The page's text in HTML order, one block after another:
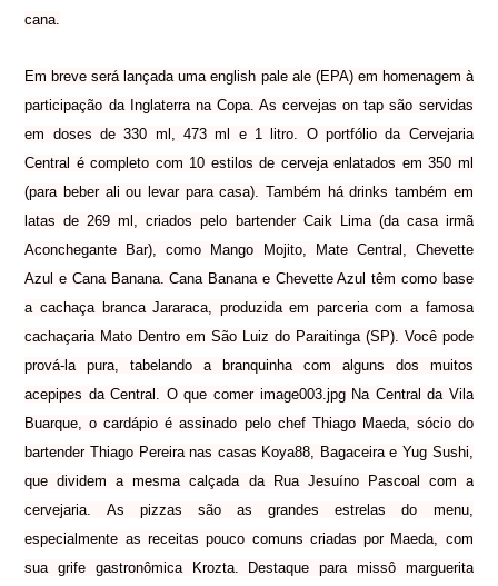
cana.
Em breve será lançada uma english pale ale (EPA) em homenagem à
participação da Inglaterra na Copa. As cervejas on tap são servidas
em doses de 330 ml, 473 ml e 1 litro. O portfólio da Cervejaria
Central é completo com 10 estilos de cerveja enlatados em 350 ml
(para beber ali ou levar para casa). Também há drinks também em
latas de 269 ml, criados pelo bartender Caik Lima (da casa irmã
Aconchegante Bar), como Mango Mojito, Mate Central, Chevette
Azul e Cana Banana. Cana Banana e Chevette Azul têm como base
a cachaça branca Jararaca, produzida em parceria com a famosa
cachaçaria Mato Dentro em São Luiz do Paraitinga (SP). Você pode
prová-la pura, tabelando a branquinha com alguns dos muitos
acepipes da Central. O que comer image003.jpg Na Central da Vila
Buarque, o cardápio é assinado pelo chef Thiago Maeda, sócio do
bartender Thiago Pereira nas casas Koya88, Bagaceira e Yug Sushi,
que dividem a mesma calçada da Rua Jesuíno Pascoal com a
cervejaria. As pizzas são as grandes estrelas do menu,
especialmente as receitas pouco comuns criadas por Maeda, com
sua grife gastronômica Krozta. Destaque para missô marguerita